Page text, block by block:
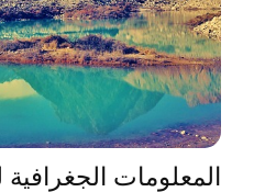
المعلومات الجغرافية